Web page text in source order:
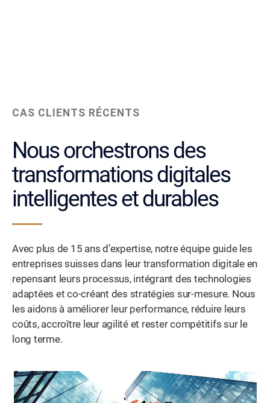
CAS CLIENTS RÉCENTS
Nous orchestrons des
transformations digitales
intelligentes et durables
Avec plus de 15 ans d’expertise, notre équipe guide les
entreprises suisses dans leur transformation digitale en
repensant leurs processus, intégrant des technologies
adaptées et co-créant des stratégies sur-mesure. Nous
les aidons à améliorer leur performance, réduire leurs
coûts, accroître leur agilité et rester compétitifs sur le
long terme.